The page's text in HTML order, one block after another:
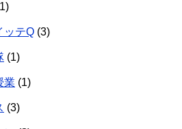
ッテQ (3)
(1)
業 (1)
(3)